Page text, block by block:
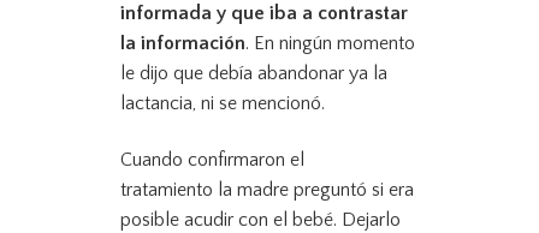
informada y que iba a contrastar
la información. En ningún momento
le dijo que debía abandonar ya la
lactancia, ni se mencionó.
Cuando confirmaron el
tratamiento la madre preguntó si era
posible acudir con el bebé. Dejarlo